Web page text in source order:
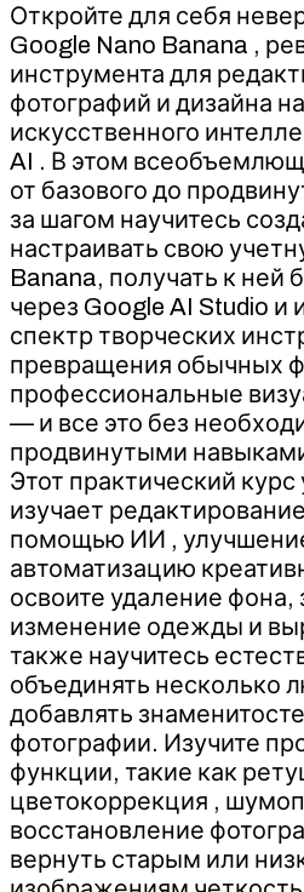
Откройте для себя
Google Nano Banana ,
инструмента для
фотографий и дизайна
искусственного
AI . В этом
от базового до
за шагом научитесь
настраивать свою
Banana, получать к ней
через Google AI Studio и
спектр творческих
превращения обычных
профессиональные
— и все это без
продвинутыми
Этот практический курс
изучает
помощью ИИ ,
автоматизацию
освоите удаление фона,
изменение одежды и
также научитесь
объединять несколько
добавлять
фотографии. Изучите
функции, такие как
цветокоррекция ,
восстановление
вернуть старым или